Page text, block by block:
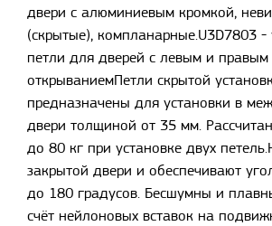
двери с алюминиевым кромкой,
(скрытые), компланарные.U3D7803 -
петли для дверей с левым и правым
открываниемПетли скрытой
предназначены для установки в
двери толщиной от 35 мм.
до 80 кг при установке двух
закрытой двери и обеспечивают
до 180 градусов. Бесшумны и
счёт нейлоновых вставок на